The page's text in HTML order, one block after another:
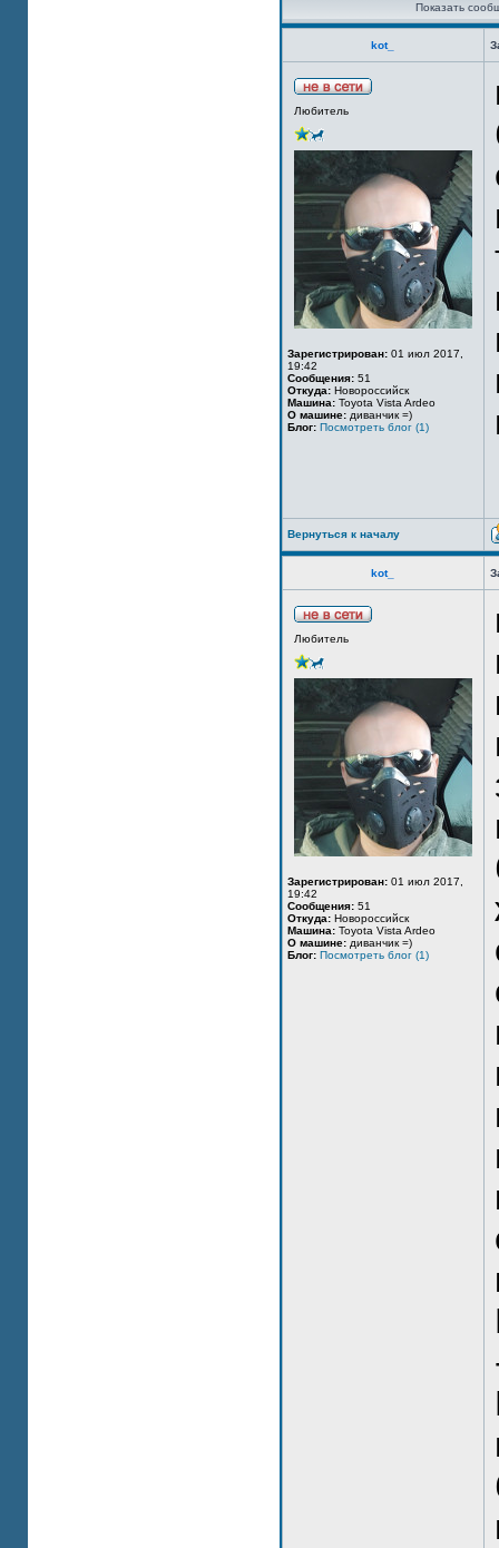
Показать
kot_
Любитель
Зарегистрирован: 01 июл 2017,
19:42
Сообщения: 51
Откуда: Новороссийск
Машина: Toyota Vista Ardeo
О машине: диванчик =)
Блог: Посмотреть блог (1)
Вернуться к началу
kot_
Любитель
Зарегистрирован: 01 июл 2017,
19:42
Сообщения: 51
Откуда: Новороссийск
Машина: Toyota Vista Ardeo
О машине: диванчик =)
Блог: Посмотреть блог (1)